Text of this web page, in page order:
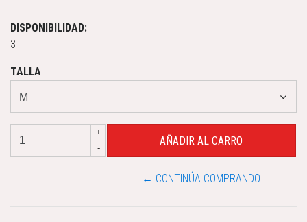
DISPONIBILIDAD:
3
TALLA
+
-
← CONTINÚA COMPRANDO